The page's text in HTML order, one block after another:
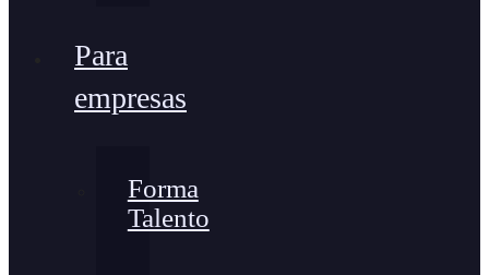
Para
empresas
Forma
Talento